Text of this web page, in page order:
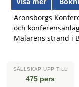
Aronsborgs
och
Mälarens strand i
SÄLLSKAP UPP TILL
475 pers